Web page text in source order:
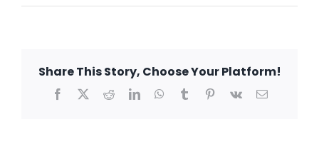
Share This Story, Choose Your Platform!
Facebook
X RedditLinkedInWhatsApp
TumblrPinterest
Vk
E-